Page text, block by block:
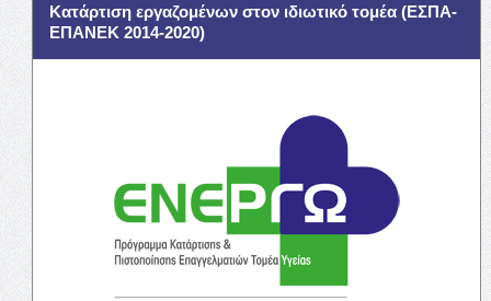
Κατάρτιση εργαζομένων στον ιδιωτικό τομέα (ΕΣΠΑ-
ΕΠΑΝΕΚ 2014-2020)